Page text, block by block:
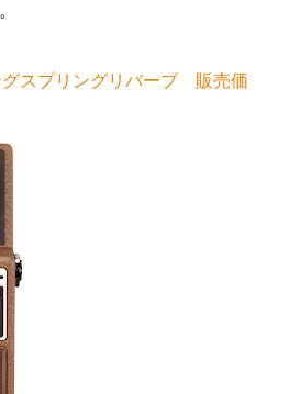
グスプリングリバーブ 販売価